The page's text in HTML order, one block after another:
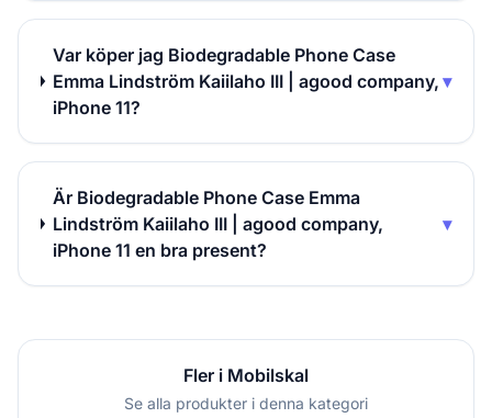
Var köper jag Biodegradable Phone Case
Emma Lindström Kaiilaho III | agood company,
iPhone 11?
▾
Är Biodegradable Phone Case Emma
Lindström Kaiilaho III | agood company,
iPhone 11 en bra present?
▾
Fler i Mobilskal
Se alla produkter i denna kategori